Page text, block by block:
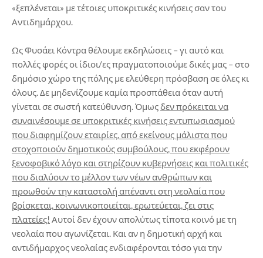
«ξεπλένεται» με τέτοιες υποκριτικές κινήσεις σαν του
Αντιδημάρχου.
Ως Φυσάει Κόντρα θέλουμε εκδηλώσεις – γι αυτό και
πολλές φορές οι ίδιοι/ες πραγματοποιούμε δικές μας – στο
δημόσιο χώρο της πόλης με ελεύθερη πρόσβαση σε όλες κι
όλους. Δε μηδενίζουμε καμία προσπάθεια όταν αυτή
γίνεται σε σωστή κατεύθυνση. Όμως δεν πρόκειται να
συναινέσουμε σε υποκριτικές κινήσεις εντυπωσιασμού
που διαφημίζουν εταιρίες, από εκείνους μάλιστα που
στοχοποιούν δημοτικούς συμβούλους, που εκφέρουν
ξενοφοβικό λόγο και στηρίζουν κυβερνήσεις και πολιτικές
που διαλύουν το μέλλον των νέων ανθρώπων και
προωθούν την καταστολή απέναντι στη νεολαία που
βρίσκεται, κοινωνικοποιείται, ερωτεύεται, ζει στις
πλατείες! Αυτοί δεν έχουν απολύτως τίποτα κοινό με τη
νεολαία που αγωνίζεται. Και αν η δημοτική αρχή και
αντιδήμαρχος νεολαίας ενδιαφέρονται τόσο για την